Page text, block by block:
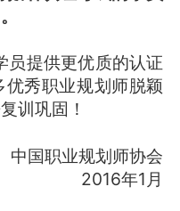
提供更优质的认证
秀职业规划师脱颖
训巩固！
中国职业规划师协会
2016年1月